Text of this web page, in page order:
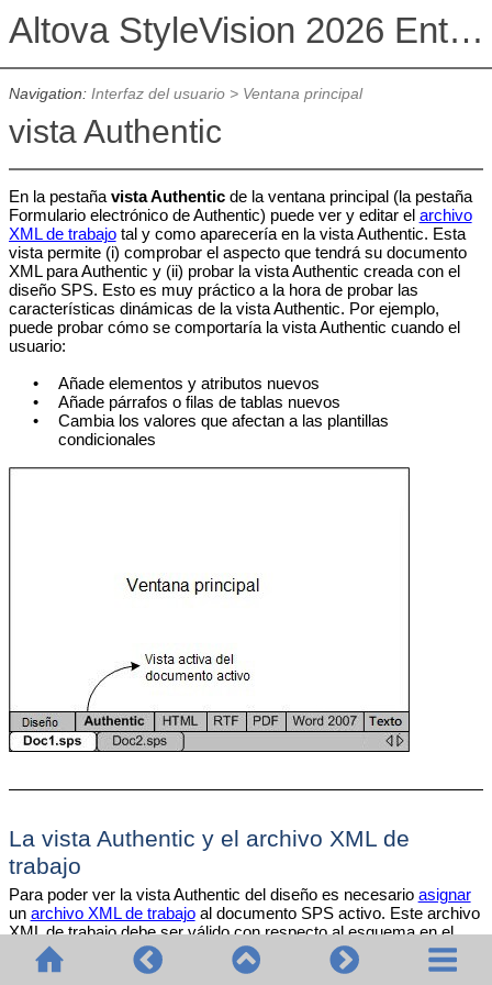
Altova StyleVision 2026 Enterprise Edition
Navigation: Interfaz del usuario> Ventana principal
vista Authentic
En la pestaña vista Authentic de la ventana principal (la pestaña
Formulario electrónico de Authentic) puede ver y editar el archivo
XML de trabajotal y como aparecería en la vista Authentic. Esta
vista permite (i) comprobar el aspecto que tendrá su documento
XML para Authentic y (ii) probar la vista Authentic creada con el
diseño SPS. Esto es muy práctico a la hora de probar las
características dinámicas de la vista Authentic. Por ejemplo,
puede probar cómo se comportaría la vista Authentic cuando el
usuario:
•
Añade elementos y atributos nuevos
•
Añade párrafos o filas de tablas nuevos
•
Cambia los valores que afectan a las plantillas
condicionales
La vista Authentic y el archivo XML de
trabajo
Para poder ver la vista Authentic del diseño es necesario asignar
un archivo XML de trabajoal documento SPS activo. Este archivo
XML de trabajo debe ser válido con respecto al esquema en el
que se basa el archivo SPS.